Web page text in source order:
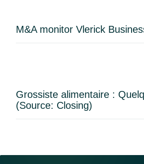
M&A monitor Vlerick
Grossiste alimentaire :
(Source: Closing)